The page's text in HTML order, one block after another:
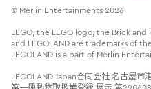
© Merlin Entertainments 2026
LEGO, the LEGO logo, the Brick
and LEGOLAND are trademarks of
LEGOLAND is a part of Merlin
LEGOLAND Japan合同会社 名古屋市